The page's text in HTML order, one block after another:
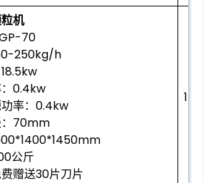
机
70
250kg/h
0.4kw
率：0.4kw
：70mm
公斤
赠送30片刀片
1个